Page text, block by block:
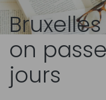
on
jours